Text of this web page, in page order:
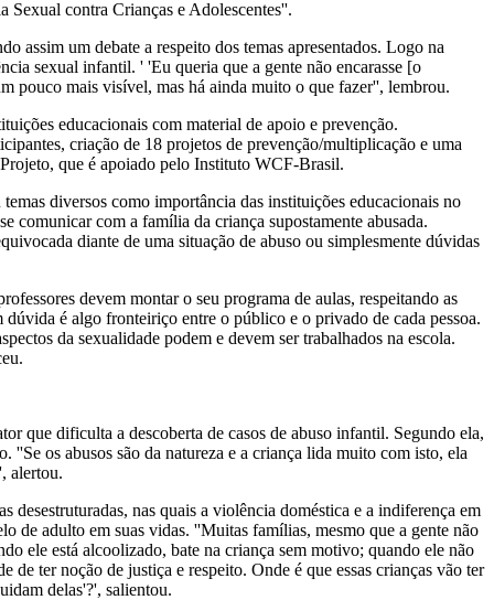
Sexual contra Crianças e Adolescentes''.
assim um debate a respeito dos temas apresentados. Logo na
sexual infantil. ' 'Eu queria que a gente não encarasse [o
pouco mais visível, mas há ainda muito o que fazer'', lembrou.
educacionais com material de apoio e prevenção.
criação de 18 projetos de prevenção/multiplicação e uma
que é apoiado pelo Instituto WCF-Brasil.
diversos como importância das instituições educacionais no
comunicar com a família da criança supostamente abusada.
diante de uma situação de abuso ou simplesmente dúvidas
devem montar o seu programa de aulas, respeitando as
é algo fronteiriço entre o público e o privado de cada pessoa.
da sexualidade podem e devem ser trabalhados na escola.
que dificulta a descoberta de casos de abuso infantil. Segundo ela,
''Se os abusos são da natureza e a criança lida muito com isto, ela
alertou.
desestruturadas, nas quais a violência doméstica e a indiferença em
de adulto em suas vidas. ''Muitas famílias, mesmo que a gente não
ele está alcoolizado, bate na criança sem motivo; quando ele não
de ter noção de justiça e respeito. Onde é que essas crianças vão ter
delas'?', salientou.